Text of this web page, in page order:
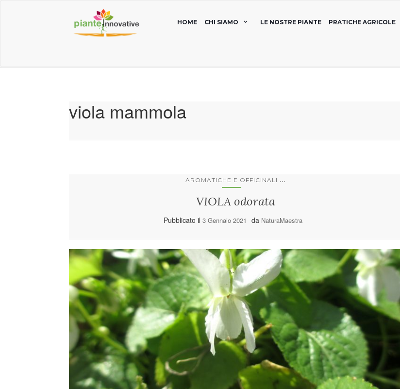
HOME CHI SIAMO LE NOSTRE PIANTE PRATICHE AGRICOLE
viola mammola
AROMATICHE E OFFICINALI ...
VIOLA odorata
Pubblicato il3 Gennaio 2021 da NaturaMaestra